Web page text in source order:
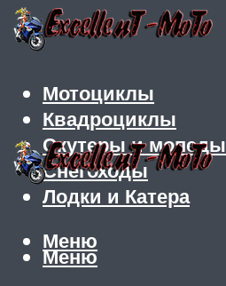
Мотоциклы
Квадроциклы
Скутеры и мопеды
Снегоходы
Лодки и Катера
Меню
Меню